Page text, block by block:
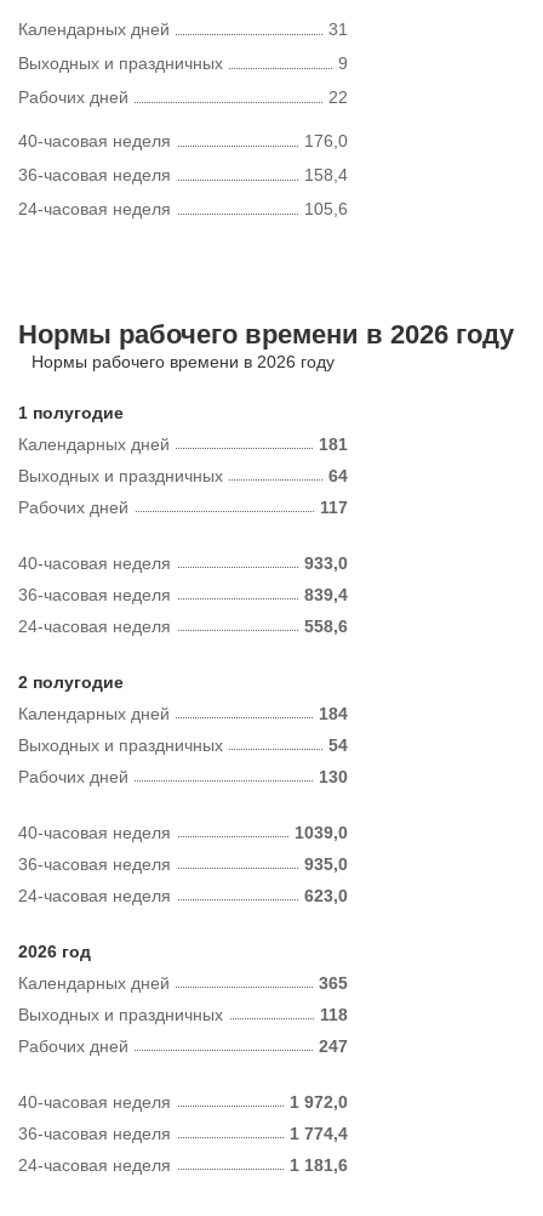
Календарных дней
31
Выходных и праздничных
9
Рабочих дней
22
40-часовая неделя
176,0
36-часовая неделя
158,4
24-часовая неделя
105,6
Нормы рабочего времени в 2026 году
Нормы рабочего времени в 2026 году
1 полугодие
Календарных дней
181
Рабочих дней 117
Выходных и праздничных 64
40-часовая неделя
933,0
36-часовая неделя
839,4
24-часовая неделя
558,6
2 полугодие
Календарных дней
184
Рабочих дней 130
Выходных и праздничных 54
40-часовая неделя
1039,0
36-часовая неделя
935,0
24-часовая неделя
623,0
2026 год
Календарных дней
365
Рабочих дней 247
Выходных и праздничных 118
40-часовая неделя
1 972,0
36-часовая неделя
1 774,4
24-часовая неделя
1 181,6